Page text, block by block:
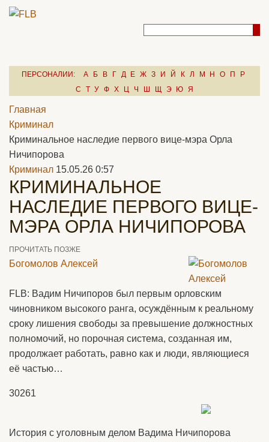
ПЕРСОНАЛИИ: А Б В Г Д Е Ж З И Й К Л М Н О П
Р
С
Т У Ф Х Ц Ч Ш Щ Э Ю Я
Главная
Криминал
Криминальное наследие первого вице-мэра Орла
Ничипорова
Криминал 15.05.26 0:57
КРИМИНАЛЬНОЕ
НАСЛЕДИЕ ПЕРВОГО ВИЦЕ-
МЭРА ОРЛА НИЧИПОРОВА
ПРОЧИТАТЬ ПОЗЖЕ
Богомолов Алексей
FLB: Вадим Ничипоров был первым орловским
чиновником высокого ранга, осуждённым к реальному
сроку лишения свободы за превышение должностных
полномочий, но порочная система, созданная им,
продолжает работать, равно как и люди, являющиеся
её частью…
30261
История с уголовным делом Вадима Ничипорова